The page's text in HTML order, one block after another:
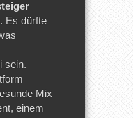
Es dürfte
sein.
Mix
einem